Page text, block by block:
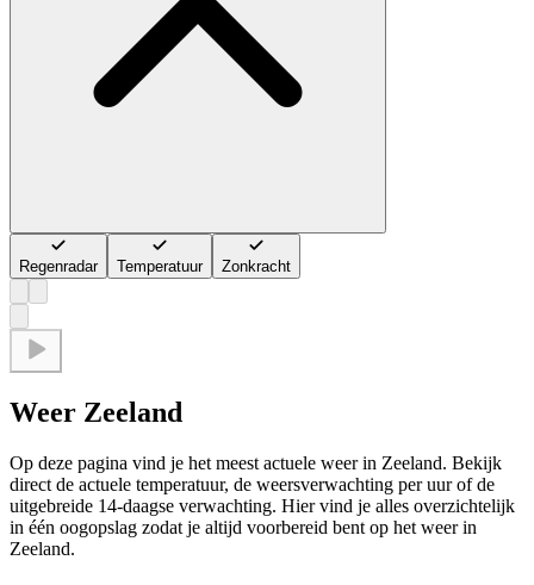
Regenradar Temperatuur Zonkracht
Weer Zeeland
Op deze pagina vind je het meest actuele weer in Zeeland. Bekijk
direct de actuele temperatuur, de weersverwachting per uur of de
uitgebreide 14-daagse verwachting. Hier vind je alles overzichtelijk
in één oogopslag zodat je altijd voorbereid bent op het weer in
Zeeland.